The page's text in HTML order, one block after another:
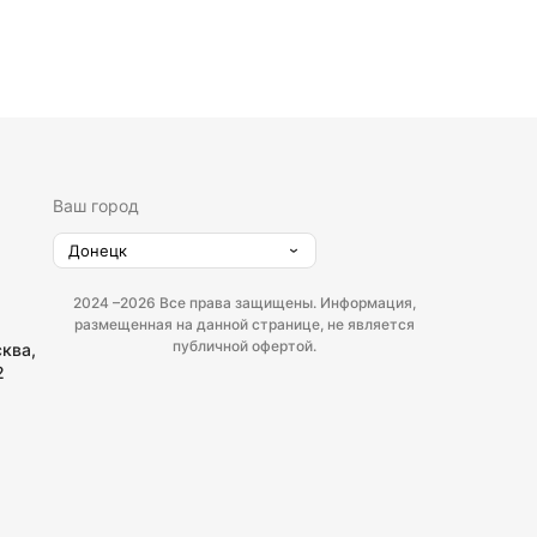
Ваш город
Донецк
2024 –2026 Все права защищены. Информация,
размещенная на данной странице, не является
публичной офертой.